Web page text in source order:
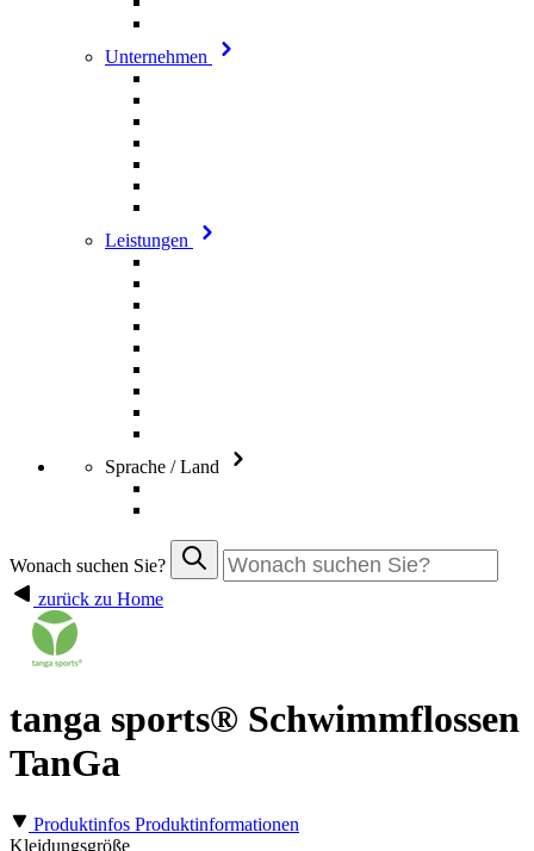
Unternehmen
Leistungen
Sprache / Land
Wonach suchen Sie?
zurück zu Home
tanga sports® Schwimmflossen
TanGa
Produktinfos Produktinformationen
Kleidungsgröße